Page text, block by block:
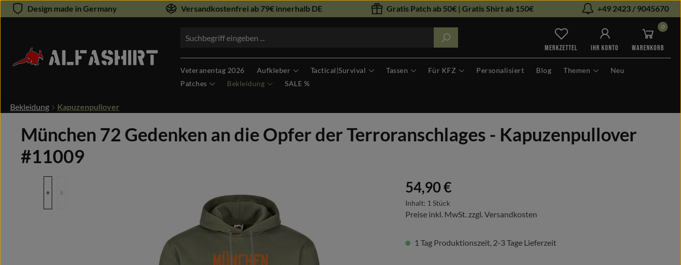
Hauptinhalt springen
Zur Suche springen
Design made in Germany Versandkostenfrei ab 79€ innerhalb DE Gratis Patch ab 50€ | Gratis Shirt ab 150€ +49 2423 / 9045670
Du hast 0 Produkte auf dem
MERKZETTEL IHR KONTO
0
WARENKORB
Veteranentag 2026 Aufkleber Tactical|Survival Tassen Für KFZ Personalisiert Blog Themen
Neu
Patches
Bekleidung SALE %
Bekleidung Kapuzenpullover
München 72 Gedenken an die Opfer der Terroranschlages - Kapuzenpullover
#11009
Regulärer Preis:
54,90 €
Inhalt: 1 Stück
Preise inkl. MwSt. zzgl. Versandkosten
1 Tag Produktionszeit, 2-3 Tage Lieferzeit